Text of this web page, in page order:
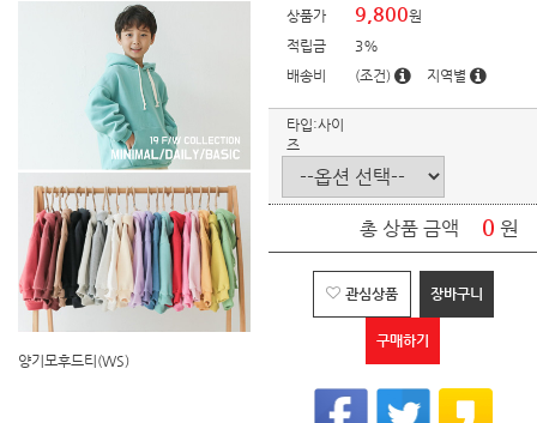
양기모후드티(WS)
상품가 9,800원
적립금
3%
배송비
(조건) 지역별
타입:사이
즈
총 상품 금액 0 원
관심상품 장바구니
구매하기